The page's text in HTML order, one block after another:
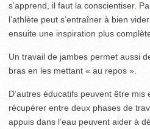
s’apprend, il faut la conscientiser.
l’athlète peut s’entraîner à bien
ensuite une inspiration plus
Un travail de jambes permet aussi
bras en les mettant « au repos ».
D’autres éducatifs peuvent être
récupérer entre deux phases de
appuis dans l’eau peuvent aider à